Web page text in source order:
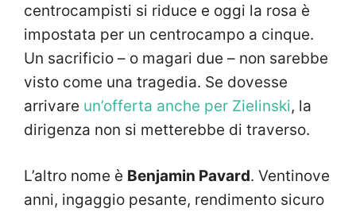
centrocampisti si riduce e oggi la rosa è
impostata per un centrocampo a cinque.
Un sacrificio – o magari due – non sarebbe
visto come una tragedia. Se dovesse
arrivare un’offerta anche per Zielinski, la
dirigenza non si metterebbe di traverso.
L’altro nome è Benjamin Pavard. Ventinove
anni, ingaggio pesante, rendimento sicuro